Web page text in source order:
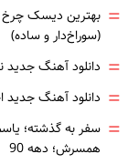
= بهترین دیسک چرخ
(سوراخ‌دار و ساده)
= دانلود آهنگ جدید
= دانلود آهنگ
= سفر به گذشته؛
همسرش؛ دهه 90